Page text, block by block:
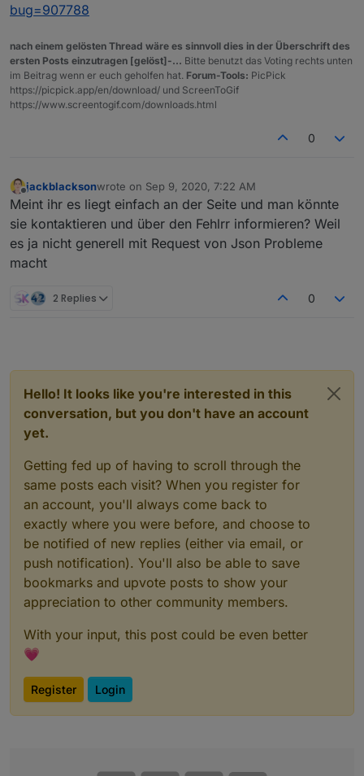
bug=907788
nach einem gelösten Thread wäre es sinnvoll dies in der Überschrift des
ersten Posts einzutragen [gelöst]-... Bitte benutzt das Voting rechts unten
im Beitrag wenn er euch geholfen hat. Forum-Tools: PicPick
https://picpick.app/en/download/ und ScreenToGif
https://www.screentogif.com/downloads.html
0
Offline
jackblacksonwrote on Sep 9, 2020, 7:22 AM
last edited by
Meint ihr es liegt einfach an der Seite und man könnte
sie kontaktieren und über den Fehlrr informieren? Weil
es ja nicht generell mit Request von Json Probleme
macht
2 Replies 0
Hello! It looks like you're interested in this
conversation, but you don't have an account
yet.
Getting fed up of having to scroll through the
same posts each visit? When you register for
an account, you'll always come back to
exactly where you were before, and choose to
be notified of new replies (either via email, or
push notification). You'll also be able to save
bookmarks and upvote posts to show your
appreciation to other community members.
With your input, this post could be even better
💗
Register Login